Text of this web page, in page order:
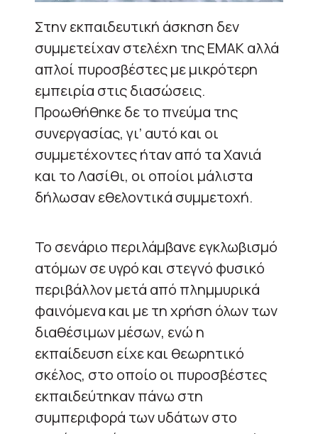
Στην εκπαιδευτική άσκηση δεν
συμμετείχαν στελέχη της ΕΜΑΚ αλλά
απλοί πυροσβέστες με μικρότερη
εμπειρία στις διασώσεις.
Προωθήθηκε δε το πνεύμα της
συνεργασίας, γι’ αυτό και οι
συμμετέχοντες ήταν από τα Χανιά
και το Λασίθι, οι οποίοι μάλιστα
δήλωσαν εθελοντικά συμμετοχή.
Το σενάριο περιλάμβανε εγκλωβισμό
ατόμων σε υγρό και στεγνό φυσικό
περιβάλλον μετά από πλημμυρικά
φαινόμενα και με τη χρήση όλων των
διαθέσιμων μέσων, ενώ η
εκπαίδευση είχε και θεωρητικό
σκέλος, στο οποίο οι πυροσβέστες
εκπαιδεύτηκαν πάνω στη
συμπεριφορά των υδάτων στο